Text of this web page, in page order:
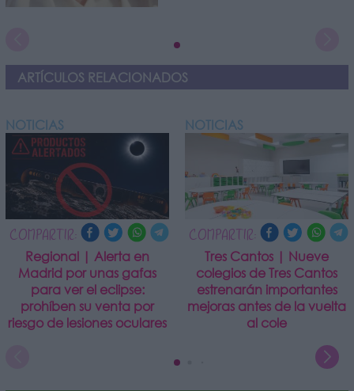
ARTÍCULOS RELACIONADOS
NOTICIAS
COMPARTIR:
Regional | Alerta en
Madrid por unas gafas
para ver el eclipse:
prohíben su venta por
riesgo de lesiones oculares
NOTICIAS
COMPARTIR:
Tres Cantos | Nueve
colegios de Tres Cantos
estrenarán importantes
mejoras antes de la vuelta
al cole